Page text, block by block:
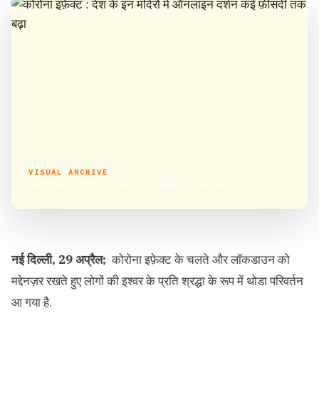
VISUAL ARCHIVE
नई दिल्ली, 29 अप्रैल; कोरोना इफ़ेक्ट के चलते और लॉकडाउन को
मद्देनज़र रखते हुए लोगों की इश्वर के प्रति श्रद्धा के रूप में थोडा परिवर्तन
आ गया है.